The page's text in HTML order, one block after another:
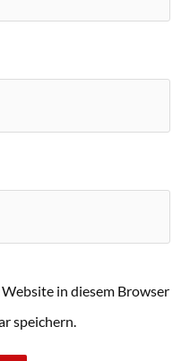
in diesem Browser
speichern.